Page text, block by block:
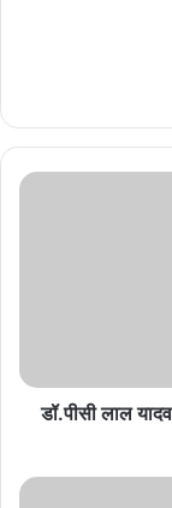
डॉ.पीसी
राजा
बेलसारिया’
विमोचन
डॉ.पीसी लाल
बाजार